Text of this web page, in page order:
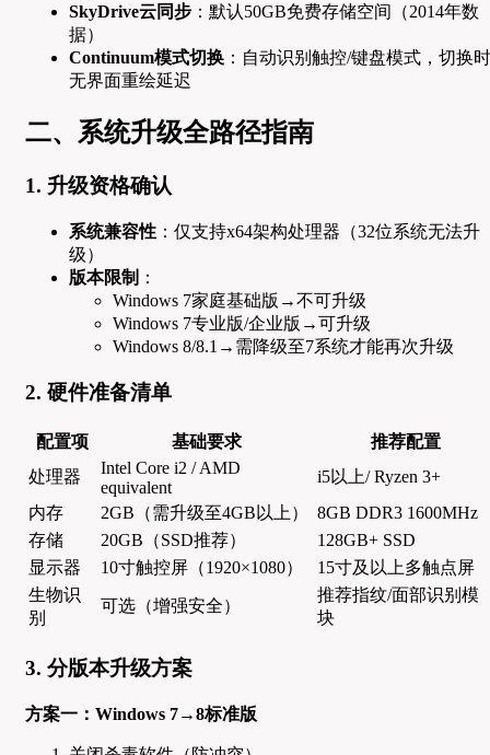
SkyDrive云同步 ：默认50GB免费存储空间（2014年数
据）
Continuum模式切换 ：自动识别触控/键盘模式，切换时
无界面重绘延迟
二、系统升级全路径指南
1. 升级资格确认
系统兼容性 ：仅支持x64架构处理器（32位系统无法升
级）
版本限制 ：
Windows 7家庭基础版→不可升级
Windows 7专业版/企业版→可升级
Windows 8/8.1→需降级至7系统才能再次升级
2. 硬件准备清单
配置项 基础要求
推荐配置
处理器
Intel Core i2 / AMD
equivalent
i5以上/ Ryzen 3+
内存
2GB（需升级至4GB以上）
8GB DDR3 1600MHz
存储
20GB（SSD推荐）
128GB+ SSD
显示器
10寸触控屏（1920×1080）
15寸及以上多触点屏
生物识
别
可选（增强安全）
推荐指纹/面部识别模
块
3. 分版本升级方案
方案一：Windows 7→8标准版